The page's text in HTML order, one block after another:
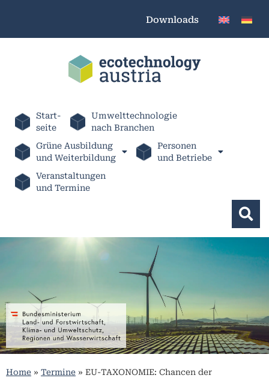
Downloads
Start-
seite
Umwelttechnologie
nach Branchen
Grüne Ausbildung
und Weiterbildung
Personen
und Betriebe
Veranstaltungen
und Termine
Home » Termine » EU-TAXONOMIE: Chancen der